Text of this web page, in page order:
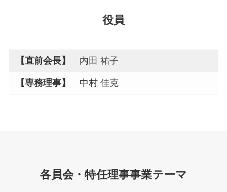
役員
【直前会長】 内田 祐子
【専務理事】 中村 佳克
各員会・特任理事事業テーマ